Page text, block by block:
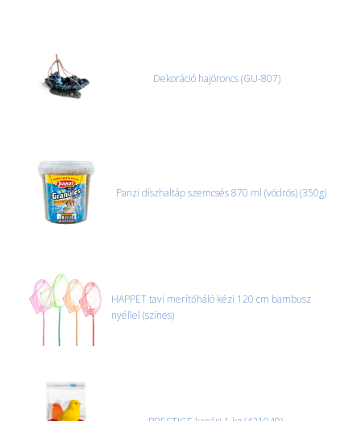
Dekoráció hajóroncs (GU-807)
Panzi díszhaltáp szemcsés 870 ml (vödrös) (350g)
HAPPET tavi merítőháló kézi 120 cm bambusz
nyéllel (színes)